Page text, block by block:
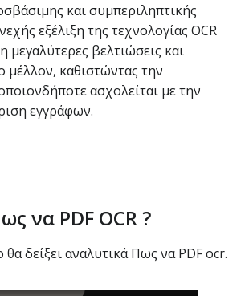
και συμπεριληπτικής
εξέλιξη της τεχνολογίας OCR
μεγαλύτερες βελτιώσεις και
μέλλον, καθιστώντας την
ασχολείται με την
εγγράφων.
να PDF OCR ?
θα δείξει αναλυτικά Πως να PDF ocr.